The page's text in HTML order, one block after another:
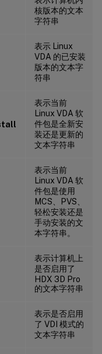
核版本的文本
字符串
表示 Linux
VDA 的已安装
版本的文本字
符串
表示当前
Linux VDA 软
件包是全新安
装还是更新的
文本字符串
表示当前
Linux VDA 软
件包是使用
MCS、PVS、
轻松安装还是
手动安装的文
本字符串。
表示计算机上
是否启用了
HDX 3D Pro
的文本字符串
表示是否启用
了 VDI 模式的
文本字符串